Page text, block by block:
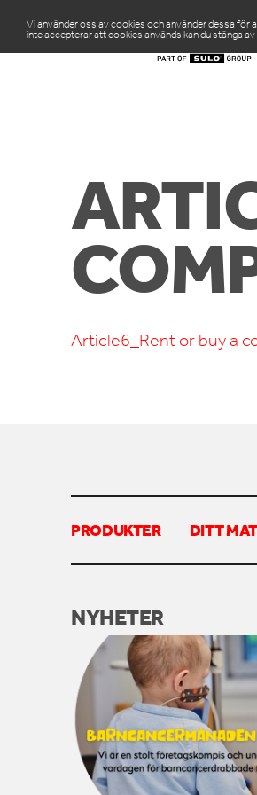
Vi använder oss av cookies och använder dessa för
inte accepterar att cookies används kan du stänga
Article6_Rent or buy a
PRODUKTER DITT
NYHETER